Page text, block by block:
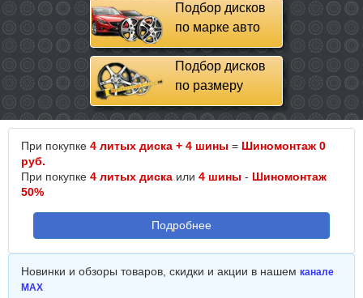
Подбор дисков
по марке авто
Подбор дисков
по размеру
При покупке 4 литых диска + 4 шины = Шиномонтаж 0
руб.
При покупке 4 литых диска или 4 шины - Шиномонтаж
50%
Подробнее
Новинки и обзоры товаров, скидки и акции в нашем канале
MAX